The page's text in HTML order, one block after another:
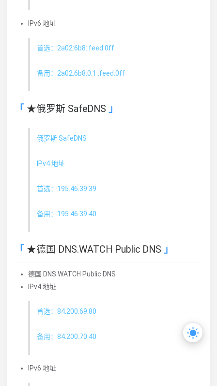
IPv6 地址
首选：2a02:6b8::feed:0ff
备用：2a02:6b8:0:1::feed:0ff
★俄罗斯 SafeDNS
俄罗斯 SafeDNS
IPv4 地址
首选：195.46.39.39
备用：195.46.39.40
★德国 DNS.WATCH Public DNS
德国 DNS.WATCH Public DNS
IPv4 地址
首选：84.200.69.80
备用：84.200.70.40
IPv6 地址